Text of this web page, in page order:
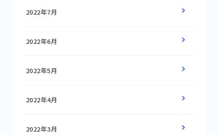
2022年7月
2022年6月
2022年5月
2022年4月
2022年3月